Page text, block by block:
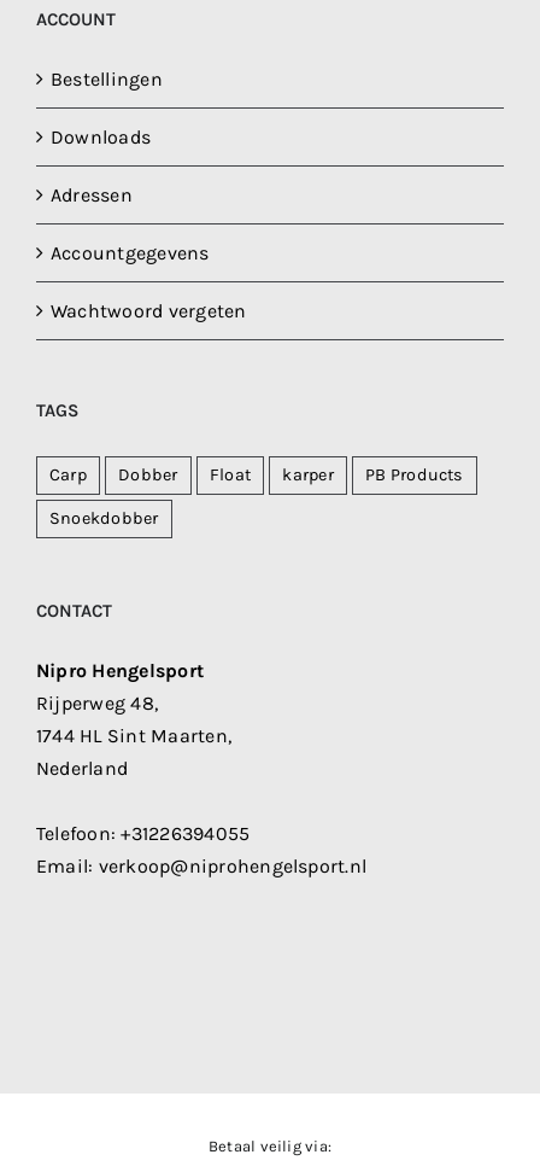
ACCOUNT
Bestellingen
Downloads
Adressen
Accountgegevens
Wachtwoord vergeten
TAGS
Carp Dobber Float karper PB Products
Snoekdobber
CONTACT
Nipro Hengelsport
Rijperweg 48,
1744 HL Sint Maarten,
Nederland
Telefoon:+31226394055
Email: verkoop@niprohengelsport.nl
Betaal veilig via: